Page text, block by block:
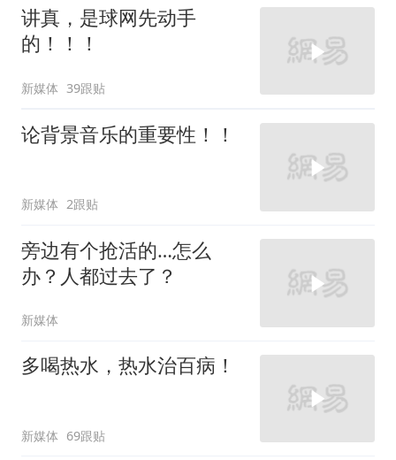
讲真，是球网先动手
的！！！
新媒体 39跟贴
论背景音乐的重要性！！
新媒体 2跟贴
旁边有个抢活的…怎么
办？人都过去了？
新媒体
多喝热水，热水治百病！
新媒体 69跟贴